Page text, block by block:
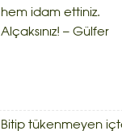
hem idam ettiniz.
Alçaksınız! – Gülfer
Bitip tükenmeyen